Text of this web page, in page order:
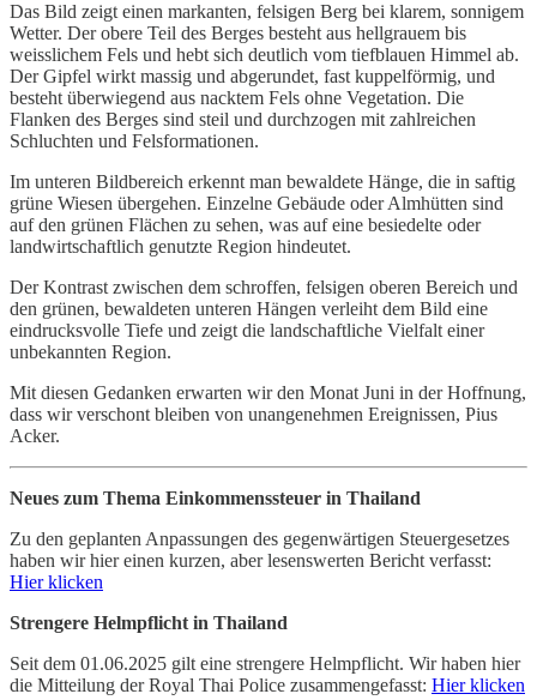
Das Bild zeigt einen markanten, felsigen Berg bei klarem, sonnigem
Wetter. Der obere Teil des Berges besteht aus hellgrauem bis
weisslichem Fels und hebt sich deutlich vom tiefblauen Himmel ab.
Der Gipfel wirkt massig und abgerundet, fast kuppelförmig, und
besteht überwiegend aus nacktem Fels ohne Vegetation. Die
Flanken des Berges sind steil und durchzogen mit zahlreichen
Schluchten und Felsformationen.
Im unteren Bildbereich erkennt man bewaldete Hänge, die in saftig
grüne Wiesen übergehen. Einzelne Gebäude oder Almhütten sind
auf den grünen Flächen zu sehen, was auf eine besiedelte oder
landwirtschaftlich genutzte Region hindeutet.
Der Kontrast zwischen dem schroffen, felsigen oberen Bereich und
den grünen, bewaldeten unteren Hängen verleiht dem Bild eine
eindrucksvolle Tiefe und zeigt die landschaftliche Vielfalt einer
unbekannten Region.
Mit diesen Gedanken erwarten wir den Monat Juni in der Hoffnung,
dass wir verschont bleiben von unangenehmen Ereignissen, Pius
Acker.
Neues zum Thema Einkommenssteuer in Thailand
Zu den geplanten Anpassungen des gegenwärtigen Steuergesetzes
haben wir hier einen kurzen, aber lesenswerten Bericht verfasst:
Hier klicken
Strengere Helmpflicht in Thailand
Seit dem 01.06.2025 gilt eine strengere Helmpflicht. Wir haben hier
die Mitteilung der Royal Thai Police zusammengefasst: Hier klicken